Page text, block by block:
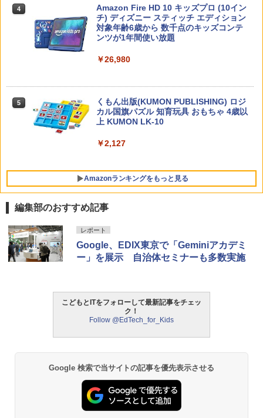
￥1,870
ゼロからわかる！ みるみる図形に強く
￥1,430
4
Amazon Fire HD 10 キッズプロ (10イン
チ) ディズニー スティッチ エディション
対象年齢6歳から 数千点のキッズコンテ
ンツが1年間使い放題
￥26,980
5
くもん出版(KUMON PUBLISHING) ロジ
カル国旗パズル 知育玩具 おもちゃ 4歳以
上 KUMON LK-10
￥2,127
Amazonランキングをもっと見る
1
タッチペンで音が聞ける!はじめてずかん
1000 英語つき ([バラエティ])
￥5,478
中学英語をもう一度ひとつひとつわかり
やすく。改訂版
￥2,750
仮面ライダー 改造人間 限定ケース版
￥4,290
1
ThinkFun ボードゲーム 「サーキット・
メイズ」 配線回路をプログラミングする
日本語説明書付 8歳~ 76341 誕生日 クリ
スマス
モルカ: 原子・分子に強くなるカードゲ
物理実験モデル楽器電磁気教材を教える
ダルトンボード/ゴルトンボード物理学、
編集部のおすすめ記事
レポート
Google、EDIX東京で「Geminiアカデミ
ー」を展示 自治体セミナーも多数実施
こどもとITをフォローして最新記事をチェッ
ク！
Follow @EdTech_for_Kids
Google 検索で当サイトの記事を優先表示させる